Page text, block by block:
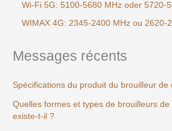
Wi-Fi 5G: 5100-5680 MHz oder 5720-
WIMAX 4G: 2345-2400 MHz ou 2620-
Messages récents
Spécifications du produit du brouilleur de
Quelles formes et types de brouilleurs
existe-t-il ?